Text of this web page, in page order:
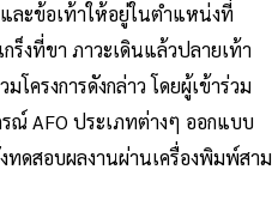
และข้อเท้าให้อยู่ในตำแหน่งที่
ร็งที่ขา ภาวะเดินแล้วปลายเท้า
ครงการดังกล่าว โดยผู้เข้าร่วม
ณ์ AFO ประเภทต่างๆ ออกแบบ
ดสอบผลงานผ่านเครื่องพิมพ์สาม